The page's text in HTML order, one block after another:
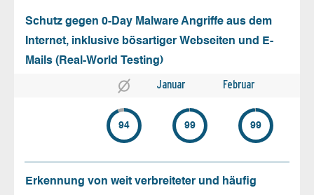
Schutz gegen 0-Day Malware Angriffe aus dem
Internet, inklusive bösartiger Webseiten und E-
Mails (Real-World Testing)
Januar Februar
94 99 99
Erkennung von weit verbreiteter und häufig